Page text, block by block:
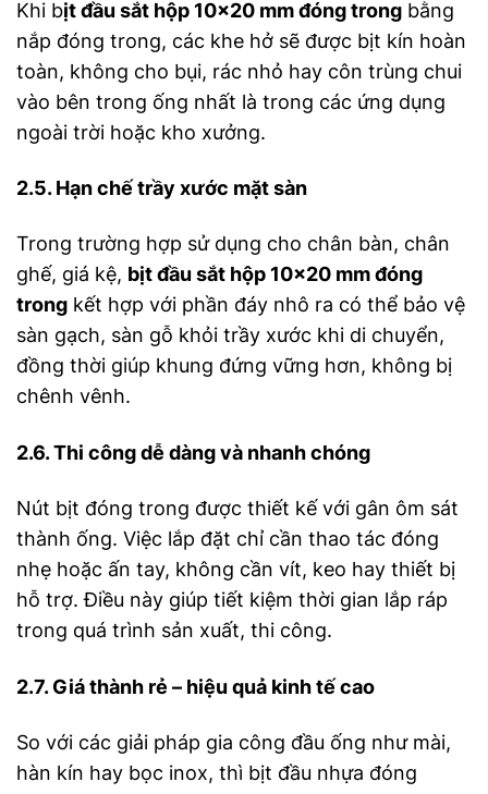
Khi bịt đầu sắt hộp 10×20 mm đóng trong bằng
nắp đóng trong, các khe hở sẽ được bịt kín hoàn
toàn, không cho bụi, rác nhỏ hay côn trùng chui
vào bên trong ống nhất là trong các ứng dụng
ngoài trời hoặc kho xưởng.
2.5. Hạn chế trầy xước mặt sàn
Trong trường hợp sử dụng cho chân bàn, chân
ghế, giá kệ, bịt đầu sắt hộp 10×20 mm đóng
trong kết hợp với phần đáy nhô ra có thể bảo vệ
sàn gạch, sàn gỗ khỏi trầy xước khi di chuyển,
đồng thời giúp khung đứng vững hơn, không bị
chênh vênh.
2.6. Thi công dễ dàng và nhanh chóng
Nút bịt đóng trong được thiết kế với gân ôm sát
thành ống. Việc lắp đặt chỉ cần thao tác đóng
nhẹ hoặc ấn tay, không cần vít, keo hay thiết bị
hỗ trợ. Điều này giúp tiết kiệm thời gian lắp ráp
trong quá trình sản xuất, thi công.
2.7. Giá thành rẻ – hiệu quả kinh tế cao
So với các giải pháp gia công đầu ống như mài,
hàn kín hay bọc inox, thì bịt đầu nhựa đóng